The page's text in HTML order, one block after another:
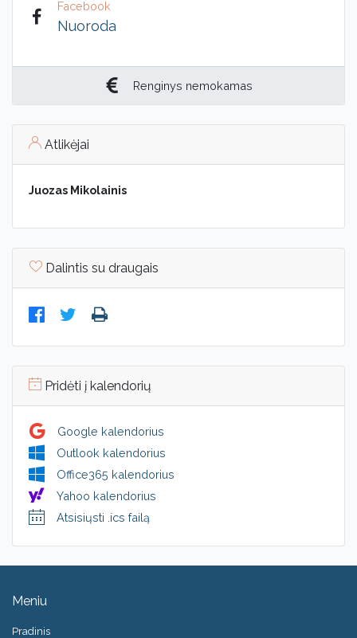
Facebook
Nuoroda
Renginys nemokamas
Atlikėjai
Juozas Mikolainis
Dalintis su draugais
Pridėti į kalendorių
Google kalendorius
Outlook kalendorius
Office365 kalendorius
Yahoo kalendorius
Atsisiųsti .ics failą
Meniu
Pradinis